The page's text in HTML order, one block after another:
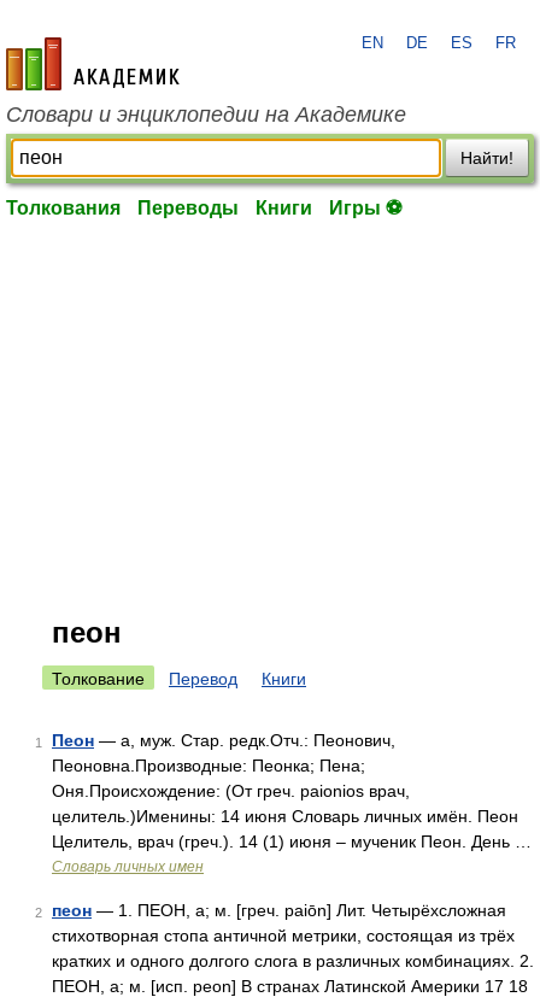
academic.ru
EN DE ES FR
Словари и энциклопедии на Академике
Найти!
Толкования Переводы Книги Игры ⚽
пеон
Толкование Перевод Книги
1 Пеон — а, муж. Стар. редк.Отч.: Пеонович,
Пеоновна.Производные: Пеонка; Пена;
Оня.Происхождение: (От греч. paionios врач,
целитель.)Именины: 14 июня Словарь личных имён. Пеон
Целитель, врач (греч.). 14 (1) июня – мученик Пеон. День …
Словарь личных имен
2 пеон — 1. ПЕОН, а; м. [греч. paiōn] Лит. Четырёхсложная
стихотворная стопа античной метрики, состоящая из трёх
кратких и одного долгого слога в различных комбинациях. 2.
ПЕОН, а; м. [исп. peon] В странах Латинской Америки 17 18